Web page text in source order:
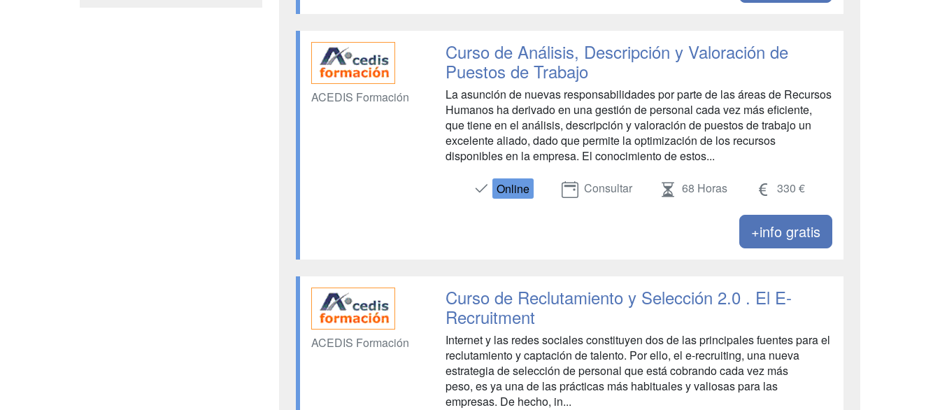
ACEDIS Formación
Curso de Análisis, Descripción y Valoración de
Puestos de Trabajo
La asunción de nuevas responsabilidades por parte de las áreas de Recursos
Humanos ha derivado en una gestión de personal cada vez más eficiente,
que tiene en el análisis, descripción y valoración de puestos de trabajo un
excelente aliado, dado que permite la optimización de los recursos
disponibles en la empresa. El conocimiento de estos...
Online Consultar 68 Horas 330 €
+info gratis
ACEDIS Formación
Curso de Reclutamiento y Selección 2.0 . El E-
Recruitment
Internet y las redes sociales constituyen dos de las principales fuentes para el
reclutamiento y captación de talento. Por ello, el e-recruiting, una nueva
estrategia de selección de personal que está cobrando cada vez más
peso, es ya una de las prácticas más habituales y valiosas para las
empresas. De hecho, in...